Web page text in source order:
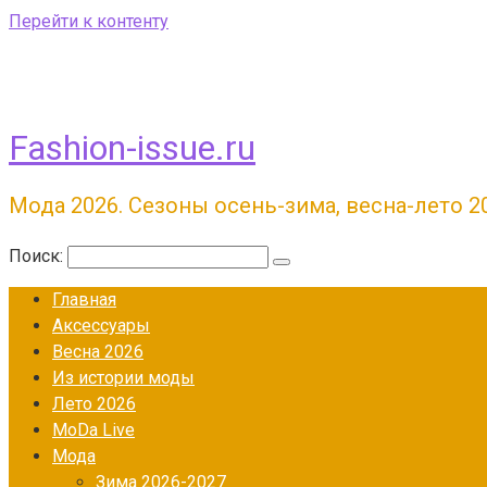
Перейти к контенту
Fashion-issue.ru
Мода 2026. Сезоны осень-зима, весна-лето
Поиск:
Главная
Аксессуары
Весна 2026
Из истории моды
Лето 2026
МоDа Live
Мода
Зима 2026-2027